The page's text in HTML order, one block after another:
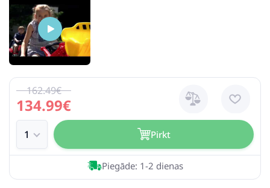
134.99€
162.49€
Pirkt
Piegāde: 1-2 dienas